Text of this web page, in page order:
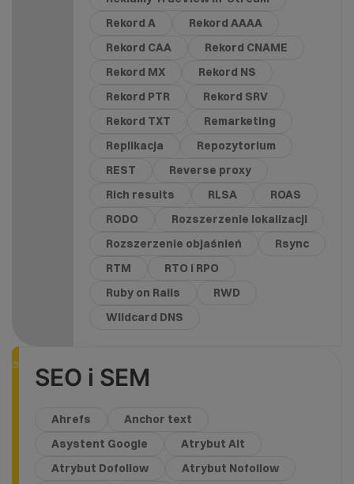
Rekord A
Rekord AAAA
Rekord CAA
Rekord CNAME
Rekord MX
Rekord NS
Rekord PTR
Rekord SRV
Rekord TXT
Remarketing
Replikacja
Repozytorium
REST
Reverse proxy
Rich results
RLSA
ROAS
RODO
Rozszerzenie lokalizacji
Rozszerzenie objaśnień
Rsync
RTM
RTO i RPO
Ruby on Rails
RWD
Wildcard DNS
SEO i SEM
Ahrefs
Anchor text
Asystent Google
Atrybut Alt
Atrybut Dofollow
Atrybut Nofollow